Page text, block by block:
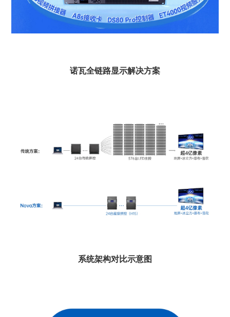
诺瓦全链路显示解决方案
系统架构对比示意图